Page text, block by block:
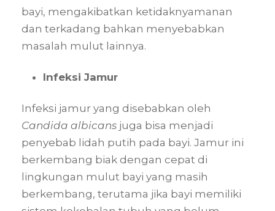
bayi, mengakibatkan ketidaknyamanan
dan terkadang bahkan menyebabkan
masalah mulut lainnya.
Infeksi Jamur
Infeksi jamur yang disebabkan oleh
Candida albicans juga bisa menjadi
penyebab lidah putih pada bayi. Jamur ini
berkembang biak dengan cepat di
lingkungan mulut bayi yang masih
berkembang, terutama jika bayi memiliki